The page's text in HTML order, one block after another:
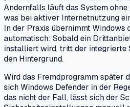
Andernfalls läuft das System
was bei aktiver Internetnutzung
In der Praxis übernimmt Windows
automatisch: Sobald ein
installiert wird, tritt der integrierte
den Hintergrund.
Wird das Fremdprogramm später
sich Windows Defender in der
das nicht der Fall, lässt sich der